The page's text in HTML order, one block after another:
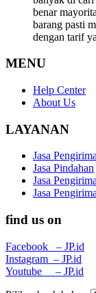
benar
barang pasti
dengan tarif
MENU
Help Center
About Us
LAYANAN
Jasa
Jasa Pindahan
Jasa
Jasa
find us on
Facebook – JP.id
Instagram – JP.id
Youtube – JP.id